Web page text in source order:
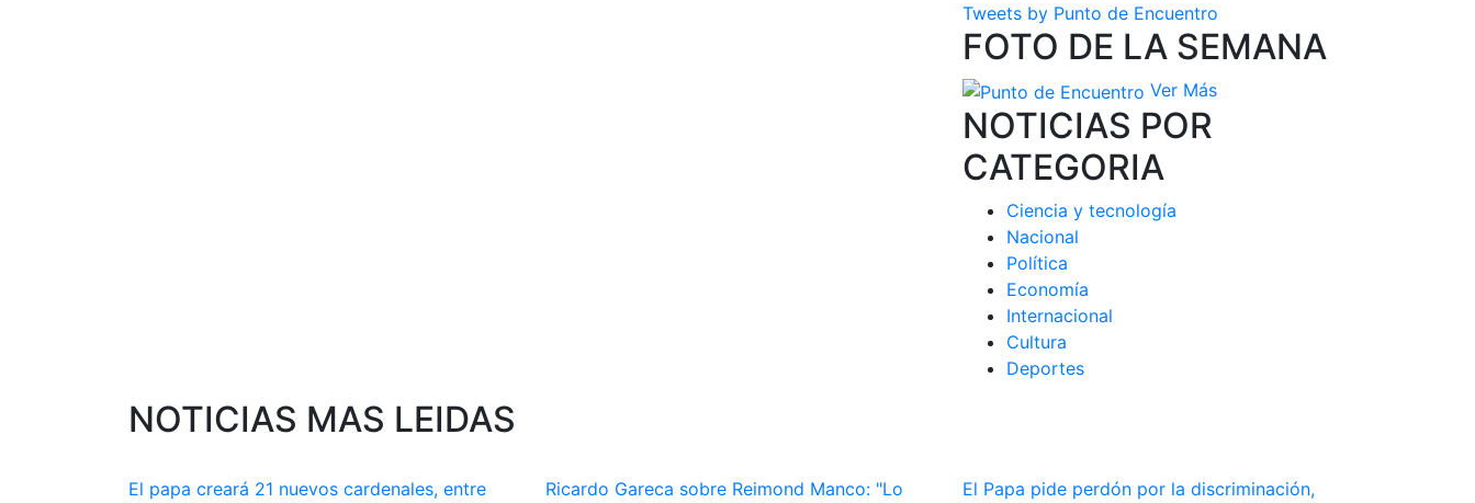
Tweets by Punto de Encuentro
FOTO DE LA SEMANA
Ver Más
NOTICIAS POR
CATEGORIA
Ciencia y tecnología
Nacional
Política
Economía
Internacional
Cultura
Deportes
NOTICIAS MAS LEIDAS
El papa creará 21 nuevos cardenales, entre Ricardo Gareca sobre Reimond Manco: "Lo El Papa pide perdón por la discriminación,